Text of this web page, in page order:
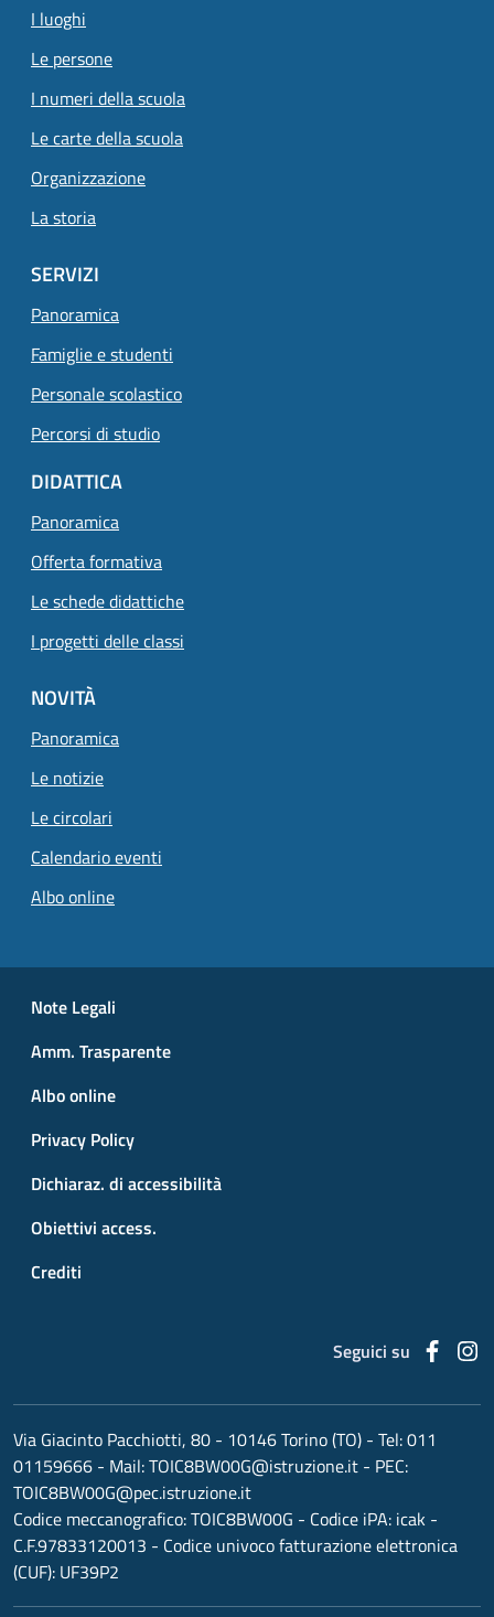
I luoghi
Le persone
I numeri della scuola
Le carte della scuola
Organizzazione
La storia
SERVIZI
Panoramica
Famiglie e studenti
Personale scolastico
Percorsi di studio
DIDATTICA
Panoramica
Offerta formativa
Le schede didattiche
I progetti delle classi
NOVITÀ
Panoramica
Le notizie
Le circolari
Calendario eventi
Albo online
Small prints
Note Legali
Amm. Trasparente
Albo online
Privacy Policy
Dichiaraz. di accessibilità
Obiettivi access.
Crediti
Seguici su
Via Giacinto Pacchiotti, 80 - 10146 Torino (TO) - Tel:011
01159666 - Mail:TOIC8BW00G@istruzione.it - PEC:
TOIC8BW00G@pec.istruzione.it
Codice meccanografico:TOIC8BW00G - Codice iPA: icak -
C.F.97833120013 - Codice univoco fatturazione elettronica
(CUF): UF39P2